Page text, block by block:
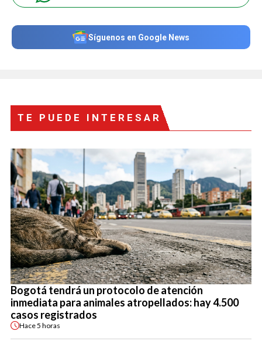
Síguenos en Google News
TE PUEDE INTERESAR
Bogotá tendrá un protocolo de atención
inmediata para animales atropellados: hay 4.500
casos registrados
Hace5 horas